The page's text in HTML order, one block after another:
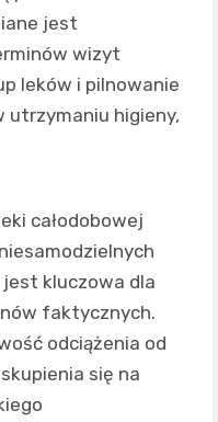
jest
wizyt
leków i pilnowanie
utrzymaniu higieny,
całodobowej
jest kluczowa dla
faktycznych.
odciążenia od
się na